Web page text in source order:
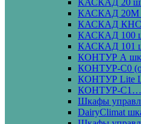
КАСКАД 20
КАСКАД 20М
КАСКАД КНС
КАСКАД 100
КАСКАД 101
КОНТУР А
КОНТУР-С0
КОНТУР Lite
КОНТУР-
Шкафы
DairyClimat